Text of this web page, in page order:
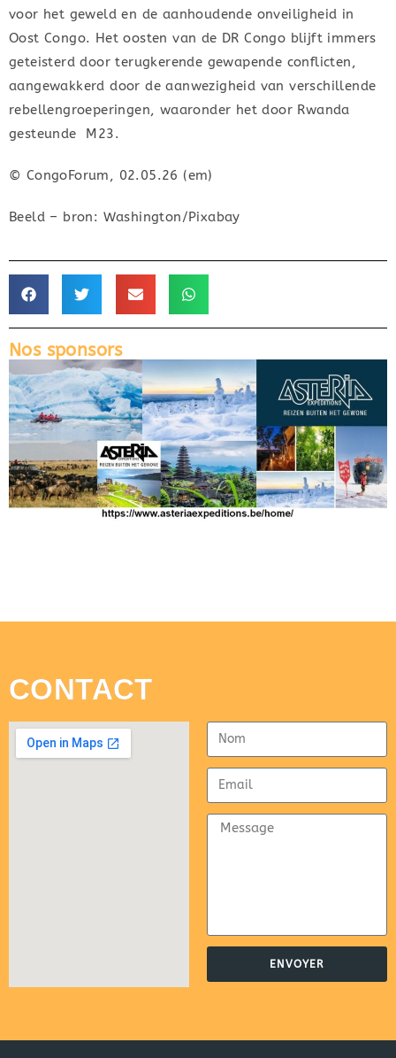
voor het geweld en de aanhoudende onveiligheid in
Oost Congo. Het oosten van de DR Congo blijft immers
geteisterd door terugkerende gewapende conflicten,
aangewakkerd door de aanwezigheid van verschillende
rebellengroeperingen, waaronder het door Rwanda
gesteunde M23.
© CongoForum, 02.05.26 (em)
Beeld – bron: Washington/Pixabay
Nos sponsors
CONTACT
ENVOYER